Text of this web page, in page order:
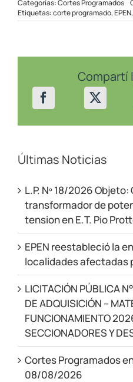
Categorías:Cortes Programados
Etiquetas:corte programado,EPEN,
Compartí
Últimas Noticias
L.P. Nº 18/2026
transformador de
tension en E.T. Pio
EPEN reestableció la
localidades afectadas
LICITACIÓN PÚBLICA
DE ADQUISICIÓN –
FUNCIONAMIENTO
SECCIONADORES Y
Cortes Programados
08/08/2026